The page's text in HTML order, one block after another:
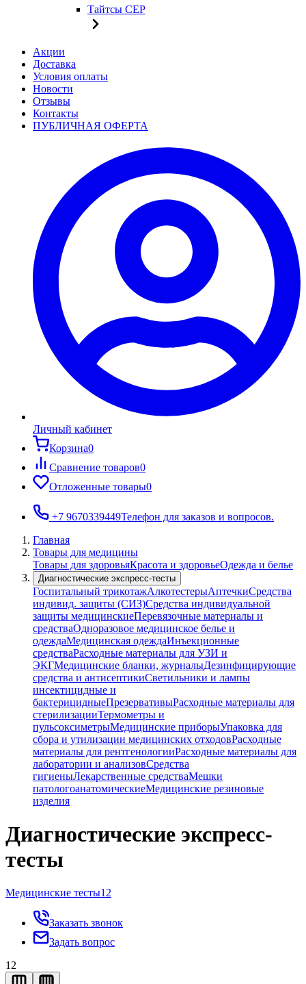
Тайтсы CEP
Акции
Доставка
Условия оплаты
Новости
Отзывы
Контакты
ПУБЛИЧНАЯ ОФЕРТА
Личный кабинет
Корзина0
Сравнение товаров0
Отложенные товары0
+7 9670339449Телефон для заказов и вопросов.
Главная
Товары для медицины
Товары для здоровьяКрасота и здоровьеОдежда и белье
Диагностические экспресс-тесты
Госпитальный трикотажАлкотестерыАптечкиСредства
индивид. защиты (СИЗ)Средства индивидуальной
защиты медицинскиеПеревязочные материалы и
средстваОдноразовое медицинское белье и
одеждаМедицинская одеждаИнъекционные
средстваРасходные материалы для УЗИ и
ЭКГМедицинские бланки, журналыДезинфицирующие
средства и антисептикиСветильники и лампы
инсектицидные и
бактерицидныеПрезервативыРасходные материалы для
стерилизацииТермометры и
пульсоксиметрыМедицинские приборыУпаковка для
сбора и утилизации медицинских отходовРасходные
материалы для рентгенологииРасходные материалы для
лаборатории и анализовСредства
гигиеныЛекарственные средстваМешки
патологоанатомическиеМедицинские резиновые
изделия
Диагностические экспресс-
тесты
Медицинские тесты12
Заказать звонок
Задать вопрос
12